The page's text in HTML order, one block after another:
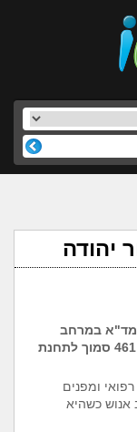
יהודה
דיווח במוקד 101 של מד"א במרחב
רגל שנפגעה מרכב בכביש 461 סמוך לתחנת
ומפנים
כשהיא